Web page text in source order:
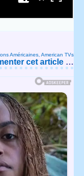
Américaines, American TVs
cet article …